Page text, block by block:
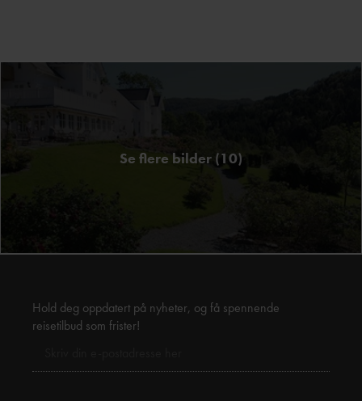
Se flere bilder (10)
Hold deg oppdatert på nyheter, og få spennende
reisetilbud som frister!